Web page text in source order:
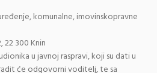
komunalne, imovinskopravne
22 300 Knin
u javnoj raspravi, koji su dati u
će odgovorni voditelj, te sa